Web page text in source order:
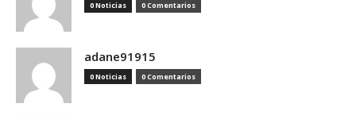
0 Noticias 0 Comentarios
adane91915
0 Noticias 0 Comentarios